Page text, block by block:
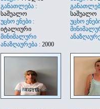
განათლება :
საშუალო
უცხო ენები :
იტალიური
მინიმალური
ანაზღაურება : 2000
საშუალო
უცხო